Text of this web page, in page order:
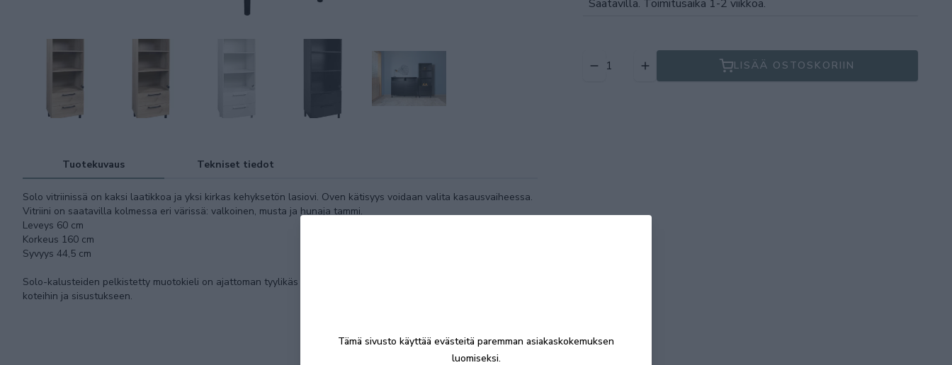
Tuotekuvaus Tekniset tiedot
Solo vitriinissä on kaksi laatikkoa ja yksi kirkas kehyksetön lasiovi. Oven kätisyys voidaan valita kasausvaiheessa.
Vitriini on saatavilla kolmessa eri värissä: valkoinen, musta ja hunaja tammi.
Leveys 60 cm
Korkeus 160 cm
Syvyys 44,5 cm
Solo-kalusteiden pelkistetty muotokieli on ajattoman tyylikäs ja värivaihtojen ansiosta kalusteet sopivat erilaisiin
koteihin ja sisustukseen.
Saatavilla. Toimitusaika 1-2 viikkoa.
LISÄÄ OSTOSKORIIN
Tämä sivusto käyttää evästeitä paremman asiakaskokemuksen
luomiseksi.